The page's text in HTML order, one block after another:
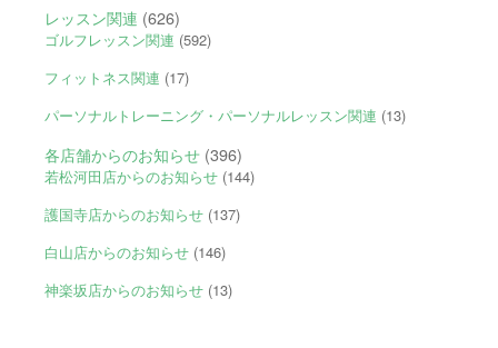
レッスン関連 (626)
ゴルフレッスン関連 (592)
フィットネス関連 (17)
パーソナルトレーニング・パーソナルレッスン関連 (13)
各店舗からのお知らせ(396)
若松河田店からのお知らせ(144)
護国寺店からのお知らせ(137)
白山店からのお知らせ(146)
神楽坂店からのお知らせ(13)